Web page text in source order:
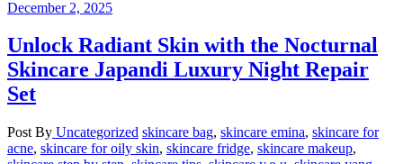
December 2, 2025
Unlock Radiant Skin with the Nocturnal
Skincare Japandi Luxury Night Repair
Set
Post By Uncategorized skincare bag, skincare emina, skincare for
acne, skincare for oily skin, skincare fridge, skincare makeup,